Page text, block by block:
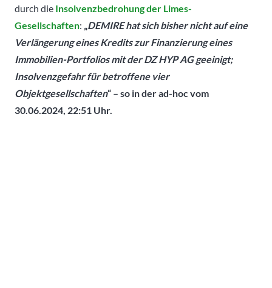
durch die Insolvenzbedrohung der Limes-
Gesellschaften: „DEMIRE hat sich bisher nicht auf eine
Verlängerung eines Kredits zur Finanzierung eines
Immobilien-Portfolios mit der DZ HYP AG geeinigt;
Insolvenzgefahr für betroffene vier
Objektgesellschaften“ – so in der ad-hoc vom
30.06.2024, 22:51 Uhr.